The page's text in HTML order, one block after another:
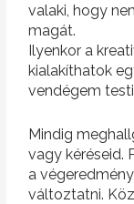
valaki, hogy
magát.
Ilyenkor a
kialakíthatok
vendégem
Mindig
vagy kéréseid.
a
változtatni.